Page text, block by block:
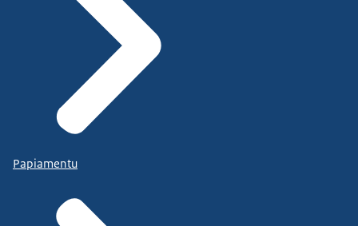
Papiamentu